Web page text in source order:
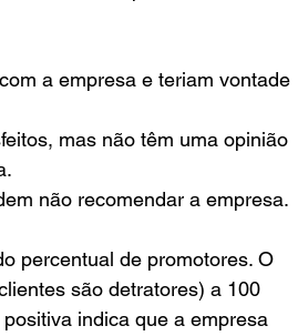
a empresa e teriam vontade
mas não têm uma opinião
não recomendar a empresa.
percentual de promotores. O
são detratores) a 100
indica que a empresa